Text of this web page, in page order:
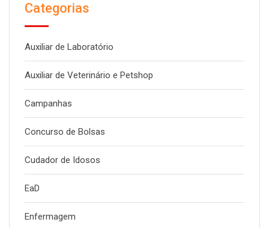
Categorias
Auxiliar de Laboratório
Auxiliar de Veterinário e Petshop
Campanhas
Concurso de Bolsas
Cudador de Idosos
EaD
Enfermagem